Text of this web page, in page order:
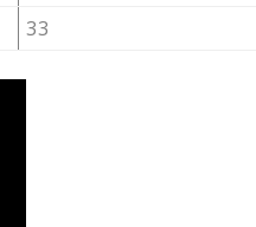
33